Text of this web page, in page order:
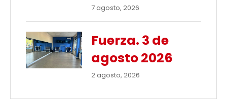
7 agosto, 2026
Fuerza. 3 de
agosto 2026
2 agosto, 2026